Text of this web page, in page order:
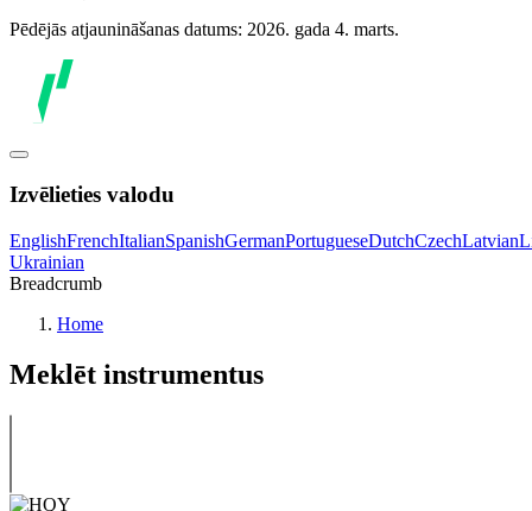
Pēdējās atjaunināšanas datums: 2026. gada 4. marts.
Izvēlieties valodu
EnglishFrenchItalianSpanishGermanPortugueseDutchCzechLatvian
Ukrainian
Breadcrumb
Home
Meklēt instrumentus